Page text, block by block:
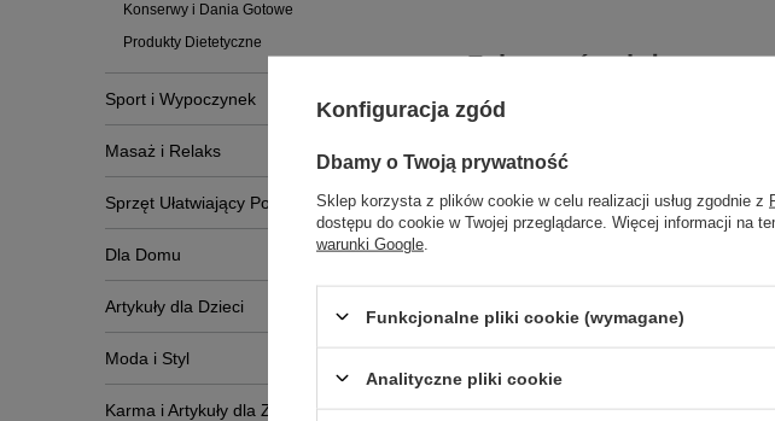
Konserwy i Dania Gotowe
Produkty Dietetyczne
Sport i Wypoczynek
Masaż i Relaks
Sprzęt Ułatwiający Poruszanie Się
Dla Domu
Artykuły dla Dzieci
Moda i Styl
Karma i Artykuły dla Zwierząt
Zobacz również
po 4 Miesiącu 500ml
Hipp Bio Owocowy Przyjaciel
Niemowląt po 12 Miesiącu
Niemowląt po 12. Miesiącu
Hipp Bio Sok 100% Maliny i
200ml
Konfiguracja zgód
Dbamy o Twoją prywatność
Sklep korzysta z plików cookie w celu realizacji usług zgodnie z
dostępu do cookie w Twojej przeglądarce. Więcej informacji na
warunki Google
Funkcjonalne pliki cookie (wymagane)
Analityczne pliki cookie